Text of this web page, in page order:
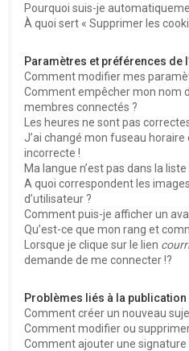
Pourquoi suis-je
À quoi sert « Supprimer les
Paramètres et préférences de
Comment modifier mes
Comment empêcher mon nom
membres connectés ?
Les heures ne sont pas
J’ai changé mon fuseau horaire
incorrecte !
Ma langue n’est pas dans la liste
A quoi correspondent les
d’utilisateur ?
Comment puis-je afficher un
Qu’est-ce que mon rang et
Lorsque je clique sur le lien
demande de me connecter !?
Problèmes liés à la
Comment créer un nouveau
Comment modifier ou
Comment ajouter une signature